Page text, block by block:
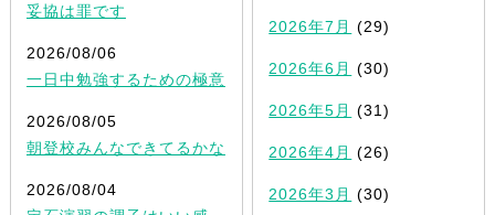
妥協は罪です
2026/08/06
一日中勉強するための極意
2026/08/05
朝登校みんなできてるかな
2026/08/04
2026年7月 (29)
2026年6月 (30)
2026年5月 (31)
2026年4月 (26)
2026年3月 (30)